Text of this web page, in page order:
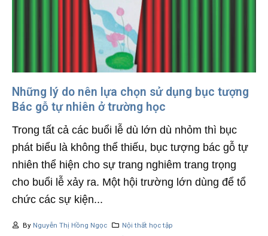
Những lý do nên lựa chọn sử dụng bục tượng
Bác gỗ tự nhiên ở trường học
Trong tất cả các buổi lễ dù lớn dù nhỏm thì bục
phát biểu là không thể thiếu, bục tượng bác gỗ tự
nhiên thể hiện cho sự trang nghiêm trang trọng
cho buổi lễ xảy ra. Một hội trường lớn dùng để tổ
chức các sự kiện...
By Nguyễn Thị Hồng Ngọc
Nội thất học tập